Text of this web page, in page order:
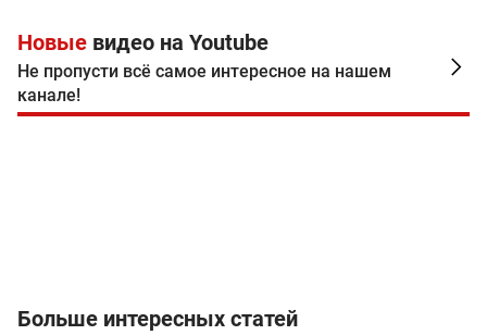
Новые видео на Youtube
Не пропусти всё самое интересное на нашем
канале!
Больше интересных статей